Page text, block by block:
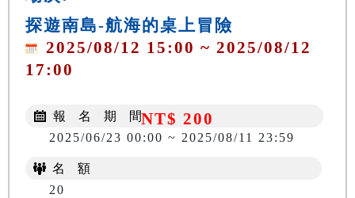
探遊南島-航海的桌上冒險
2025/08/12 15:00 ~ 2025/08/12
17:00
NT$ 200
報 名 期 間
2025/06/23 00:00 ~ 2025/08/11 23:59
名 額
20